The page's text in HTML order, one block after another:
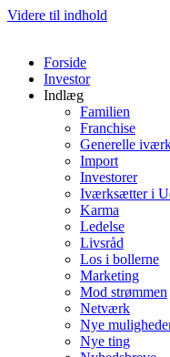
Videre til indhold
Forside
Investor
Indlæg
Familien
Franchise
Generelle
Import
Investorer
Iværksætter i
Karma
Ledelse
Livsråd
Los i bollerne
Marketing
Mod strømmen
Netværk
Nye
Nye ting